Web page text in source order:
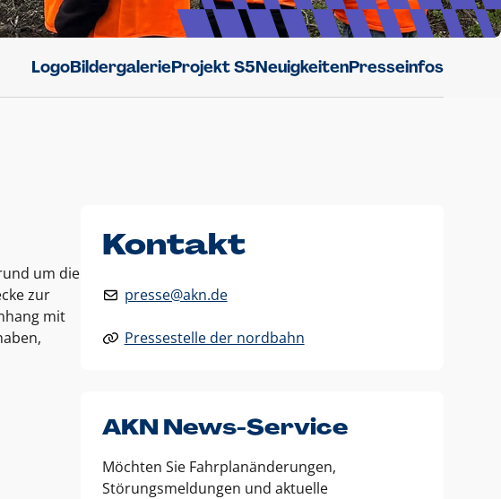
LogoBildergalerieProjekt S5NeuigkeitenPresseinfos
um die
zur
mit
Kontakt
presse@akn.de
Pressestelle der nordbahn
AKN News-Service
Möchten Sie Fahrplanänderungen,
Störungsmeldungen und aktuelle